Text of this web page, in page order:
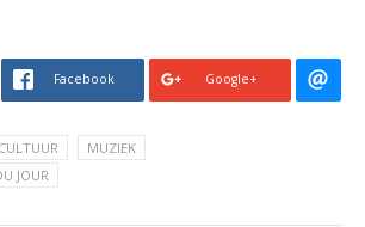
Facebook Google+
CULTUUR
MUZIEK
JOUR